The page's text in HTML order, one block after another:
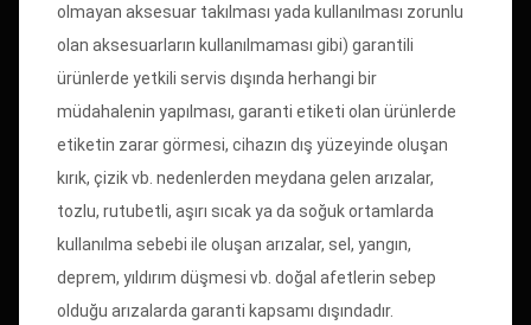
olmayan aksesuar takılması yada kullanılması zorunlu
olan aksesuarların kullanılmaması gibi) garantili
ürünlerde yetkili servis dışında herhangi bir
müdahalenin yapılması, garanti etiketi olan ürünlerde
etiketin zarar görmesi, cihazın dış yüzeyinde oluşan
kırık, çizik vb. nedenlerden meydana gelen arızalar,
tozlu, rutubetli, aşırı sıcak ya da soğuk ortamlarda
kullanılma sebebi ile oluşan arızalar, sel, yangın,
deprem, yıldırım düşmesi vb. doğal afetlerin sebep
olduğu arızalarda garanti kapsamı dışındadır.